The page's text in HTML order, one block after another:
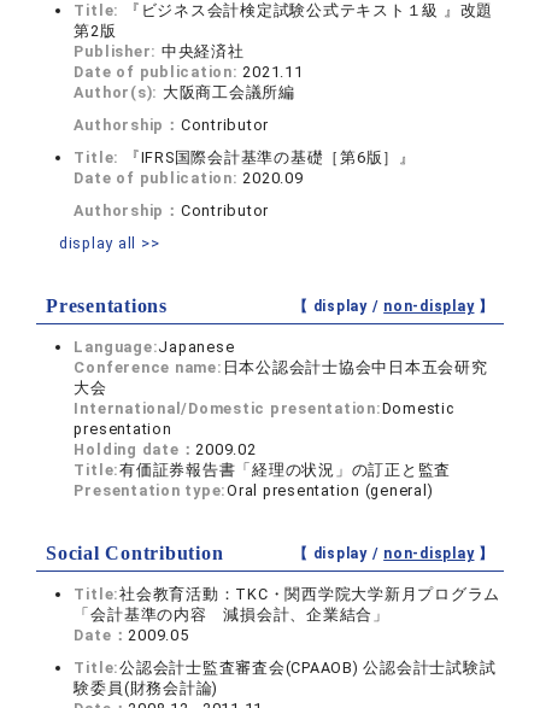
Title:
『ビジネス会計検定試験公式テキスト１級 』改題
第2版
Publisher: 中央経済社
Date of publication:2021.11
Author(s): 大阪商工会議所編
Authorship： Contributor
Title:
『IFRS国際会計基準の基礎［第6版］』
Date of publication:2020.09
Authorship： Contributor
display all >>
Presentations 【 display / non-display】
Language:Japanese
Conference name: 日本公認会計士協会中日本五会研究
大会
International/Domestic presentation:Domestic
presentation
Holding date：2009.02
Title:有価証券報告書「経理の状況」の訂正と監査
Presentation type:Oral presentation (general)
Social Contribution 【 display / non-display】
Title:社会教育活動：TKC・関西学院大学新月プログラム
「会計基準の内容 減損会計、企業結合」
Date：2009.05
Title:公認会計士監査審査会(CPAAOB) 公認会計士試験試
験委員(財務会計論)